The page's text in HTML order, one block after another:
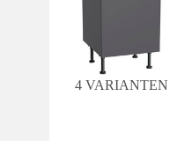
4 VARIANTEN